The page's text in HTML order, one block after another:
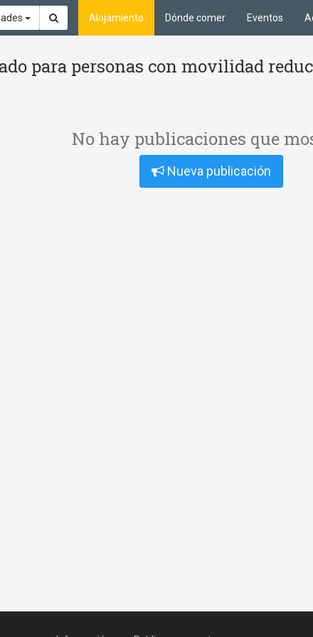
Alojamiento Dónde comer Eventos
para personas con movilidad
No hay publicaciones que
Nueva publicación